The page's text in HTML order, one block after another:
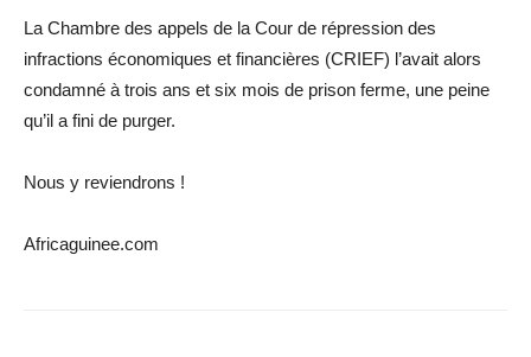
La Chambre des appels de la Cour de répression des
infractions économiques et financières (CRIEF) l’avait alors
condamné à trois ans et six mois de prison ferme, une peine
qu’il a fini de purger.
Nous y reviendrons !
Africaguinee.com